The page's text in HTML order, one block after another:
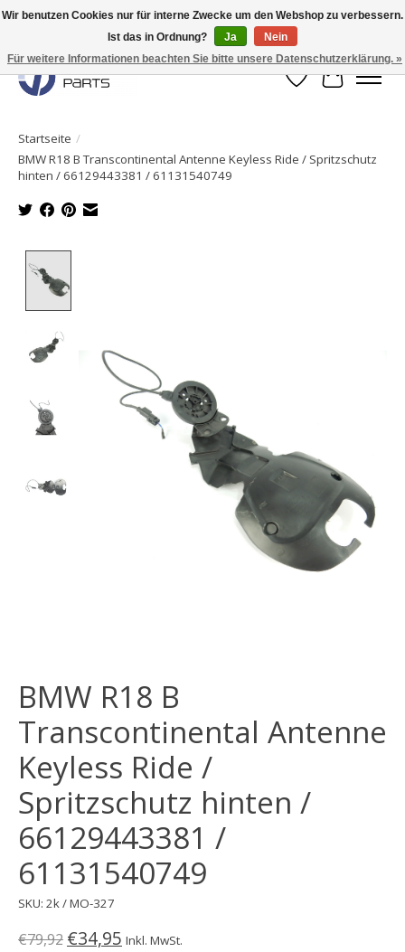
Originale Teile sofort lieferbar!
Wunschzettel
Ihr
Startseite /
BMW R18 B Transcontinental Antenne Keyless Ride / Spritzschutz
hinten / 66129443381 / 61131540749
BMW R18 B
Transcontinental Antenne
Keyless Ride /
Spritzschutz hinten /
66129443381 /
61131540749
SKU: 2k / MO-327
€79,92 €34,95 Inkl. MwSt.
Wir benutzen Cookies nur für interne Zwecke um den Webshop zu verbessern.
Ist das in Ordnung?
Ja
Nein
Für weitere Informationen beachten Sie bitte unsere Datenschutzerklärung. »